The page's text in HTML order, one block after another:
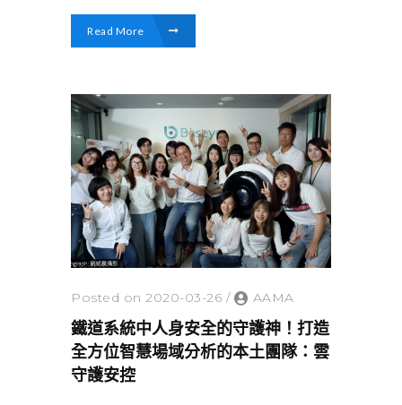
Read More
Posted on 2020-03-26 / AAMA
鐵道系統中人身安全的守護神！打造
全方位智慧場域分析的本土團隊：雲
守護安控